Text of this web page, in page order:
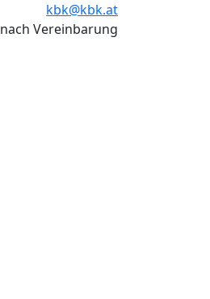
kbk@kbk.at
nach Vereinbarung